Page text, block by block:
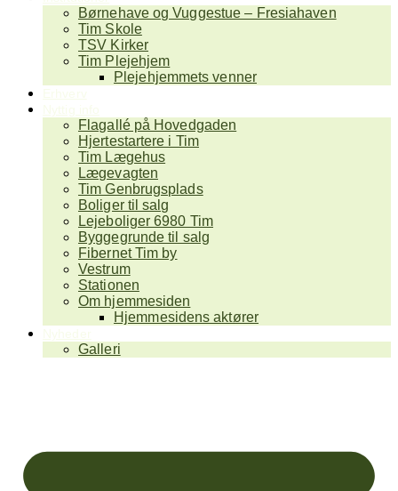
Børnehave og Vuggestue – Fresiahaven
Tim Skole
TSV Kirker
Tim Plejehjem
Plejehjemmets venner
Flagallé på Hovedgaden
Hjertestartere i Tim
Tim Lægehus
Lægevagten
Tim Genbrugsplads
Boliger til salg
Lejeboliger 6980 Tim
Byggegrunde til salg
Fibernet Tim by
Vestrum
Stationen
Om hjemmesiden
Hjemmesidens aktører
Galleri